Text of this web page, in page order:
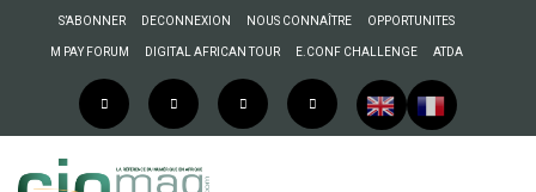
S’ABONNER DECONNEXION NOUS CONNAÎTRE OPPORTUNITES
M PAY FORUM DIGITAL AFRICAN TOUR E.CONF CHALLENGE ATDA